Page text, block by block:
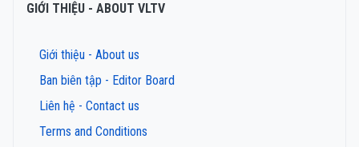
GIỚI THIỆU - ABOUT VLTV
Giới thiệu - About us
Ban biên tập - Editor Board
Liên hệ - Contact us
Terms and Conditions